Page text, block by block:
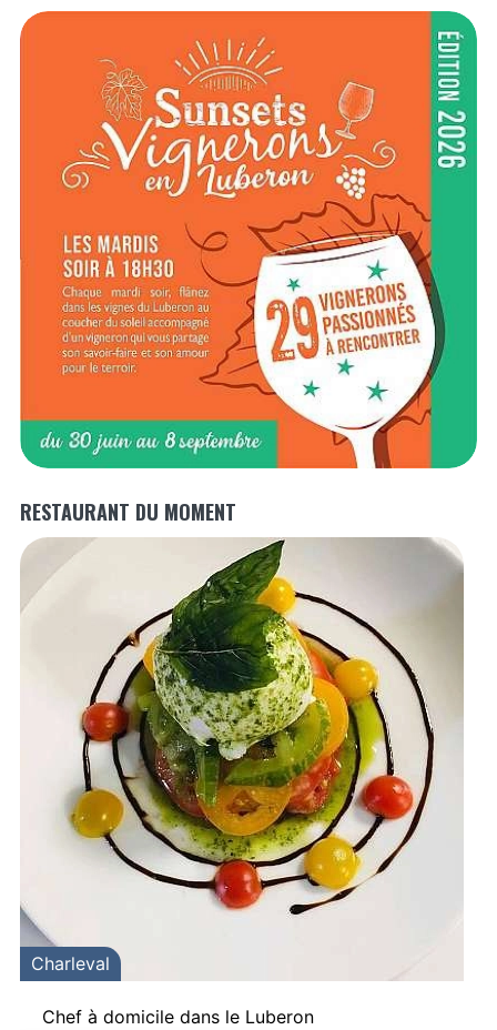
RESTAURANT DU MOMENT
Charleval
Chef à domicile dans le Luberon